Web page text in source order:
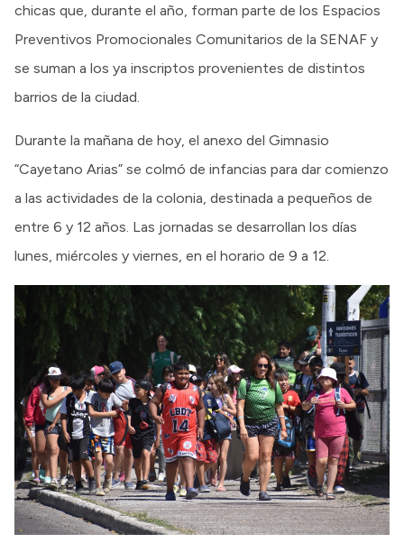
chicas que, durante el año, forman parte de los Espacios
Preventivos Promocionales Comunitarios de la SENAF y
se suman a los ya inscriptos provenientes de distintos
barrios de la ciudad.
Durante la mañana de hoy, el anexo del Gimnasio
“Cayetano Arias” se colmó de infancias para dar comienzo
a las actividades de la colonia, destinada a pequeños de
entre 6 y 12 años. Las jornadas se desarrollan los días
lunes, miércoles y viernes, en el horario de 9 a 12.